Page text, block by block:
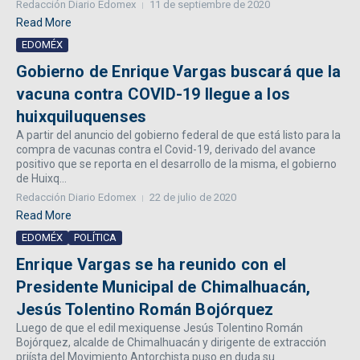
Redacción Diario Edomex 11 de septiembre de 2020
Read More
EDOMÉX
Gobierno de Enrique Vargas buscará que la
vacuna contra COVID-19 llegue a los
huixquiluquenses
A partir del anuncio del gobierno federal de que está listo para la
compra de vacunas contra el Covid-19, derivado del avance
positivo que se reporta en el desarrollo de la misma, el gobierno
de Huixq...
Redacción Diario Edomex 22 de julio de 2020
Read More
EDOMÉX POLÍTICA
Enrique Vargas se ha reunido con el
Presidente Municipal de Chimalhuacán,
Jesús Tolentino Román Bojórquez
Luego de que el edil mexiquense Jesús Tolentino Román
Bojórquez, alcalde de Chimalhuacán y dirigente de extracción
priísta del Movimiento Antorchista puso en duda su